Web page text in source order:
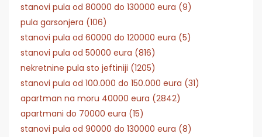
stanovi pula od 80000 do 130000 eura (9)
pula garsonjera (106)
stanovi pula od 60000 do 120000 eura (5)
stanovi pula od 50000 eura (816)
nekretnine pula sto jeftiniji (1205)
stanovi pula od 100.000 do 150.000 eura (31)
apartman na moru 40000 eura (2842)
apartmani do 70000 eura (15)
stanovi pula od 90000 do 130000 eura (8)